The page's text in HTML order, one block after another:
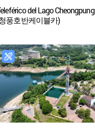
del Lago Cheongpung
풍호반케이블카)